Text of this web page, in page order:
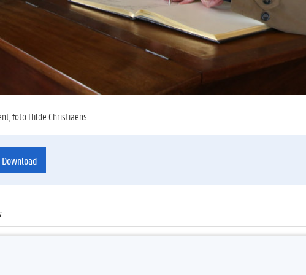
foto Hilde Christiaens
Download
:
:
9 oktober 2017